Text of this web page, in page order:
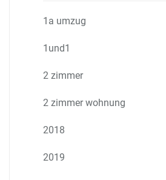
1a umzug
1und1
2 zimmer
2 zimmer wohnung
2018
2019